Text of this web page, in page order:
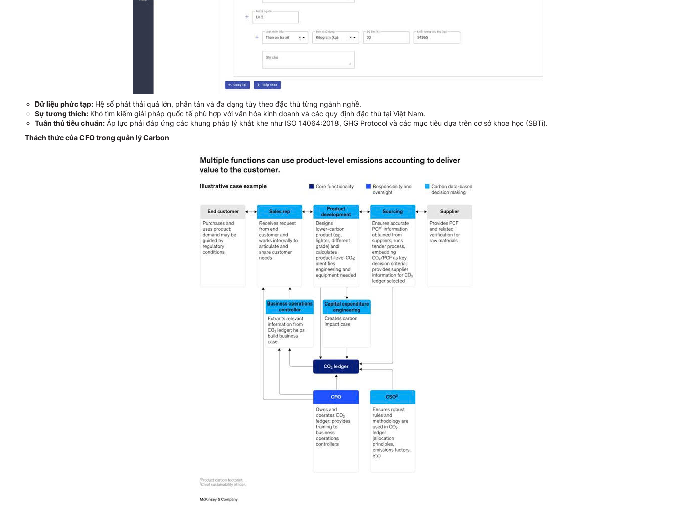
Dữ liệu phức tạp:Hệ số phát thải quá lớn, phân tán và đa dạng tùy theo đặc thù từng ngành nghề.
Sự tương thích:Khó tìm kiếm giải pháp quốc tế phù hợp với văn hóa kinh doanh và các quy định đặc thù tại Việt Nam.
Tuân thủ tiêu chuẩn:Áp lực phải đáp ứng các khung pháp lý khắt khe như ISO 14064:2018, GHG Protocol và các mục tiêu dựa trên cơ sở khoa học (SBTi).
Thách thức của CFO trong quản lý Carbon